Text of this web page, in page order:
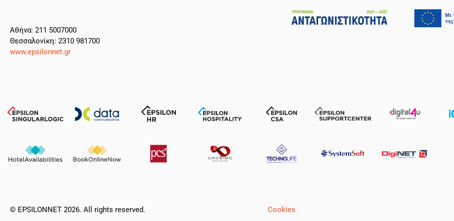
Aθήνα: 211 5007000
Θεσσαλονίκη: 2310 981700
www.epsilonnet.gr
© EPSILONNET 2026. All rights reserved. Cookies